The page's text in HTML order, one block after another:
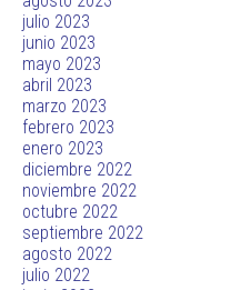
julio 2023
junio 2023
mayo 2023
abril 2023
marzo 2023
febrero 2023
enero 2023
diciembre 2022
noviembre 2022
octubre 2022
septiembre 2022
agosto 2022
julio 2022